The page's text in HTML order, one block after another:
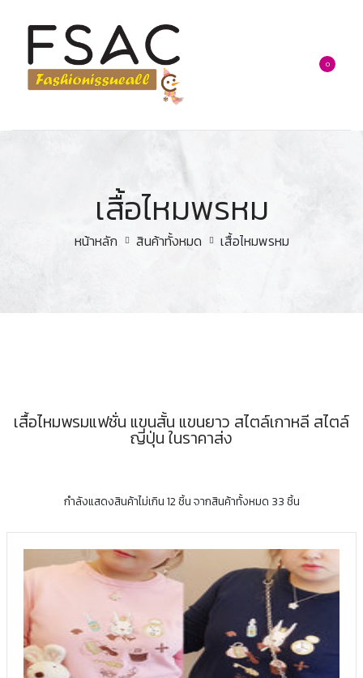
0
เสื้อไหมพรหม
หน้าหลัก สินค้าทั้งหมด เสื้อไหมพรหม
เสื้อไหมพรมแฟชั่น แขนสั้น แขนยาว สไตล์เกาหลี สไตล์
ญี่ปุ่น ในราคาส่ง
กำลังแสดงสินค้าไม่เกิน 12 ชิ้น จากสินค้าทั้งหมด 33 ชิ้น